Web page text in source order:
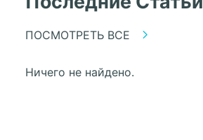
ПОСМОТРЕТЬ ВСЕ
Ничего не найдено.